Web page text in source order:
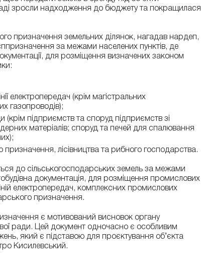
зросли надходження до бюджету та покращилася
призначення земельних ділянок, нагадав нардеп,
за межами населених пунктів, де
для розміщення визначених законом
електропередач (крім магістральних
газопроводів);
(крім підприємств та споруд підприємств зі
матеріалів; споруд та печей для спалювання
призначення, лісівництва та рибного господарства.
до сільськогосподарських земель за межами
документація, для розміщення промислових
електропередач, комплексних промислових
призначення.
є мотивований висновок органу
ради. Цей документ одночасно є особливим
який є підставою для проєктування об’єкта
Кисилевський.